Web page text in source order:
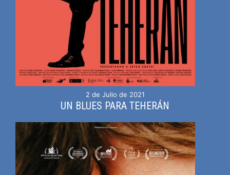
2 de Julio de 2021
UN BLUES PARA TEHERÁN